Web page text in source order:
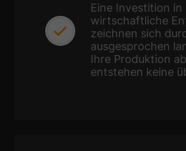
Eine Investition
wirtschaftliche
zeichnen sich
ausgesprochen
Ihre Produktion
entstehen keine